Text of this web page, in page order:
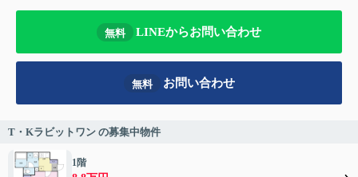
無料 LINEからお問い合わせ
無料 お問い合わせ
T・Kラビットワン の募集中物件
1階